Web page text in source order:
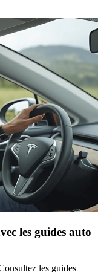
les guides auto
les guides